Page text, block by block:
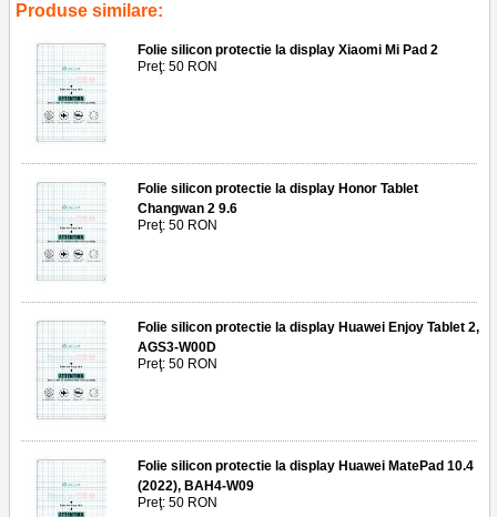
Produse similare:
Folie silicon protectie la display Xiaomi Mi Pad 2
Preţ: 50 RON
Folie silicon protectie la display Honor Tablet
Changwan 2 9.6
Preţ: 50 RON
Folie silicon protectie la display Huawei Enjoy Tablet 2,
AGS3-W00D
Preţ: 50 RON
Folie silicon protectie la display Huawei MatePad 10.4
(2022), BAH4-W09
Preţ: 50 RON